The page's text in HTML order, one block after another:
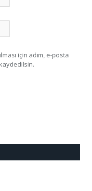
için adım, e-posta